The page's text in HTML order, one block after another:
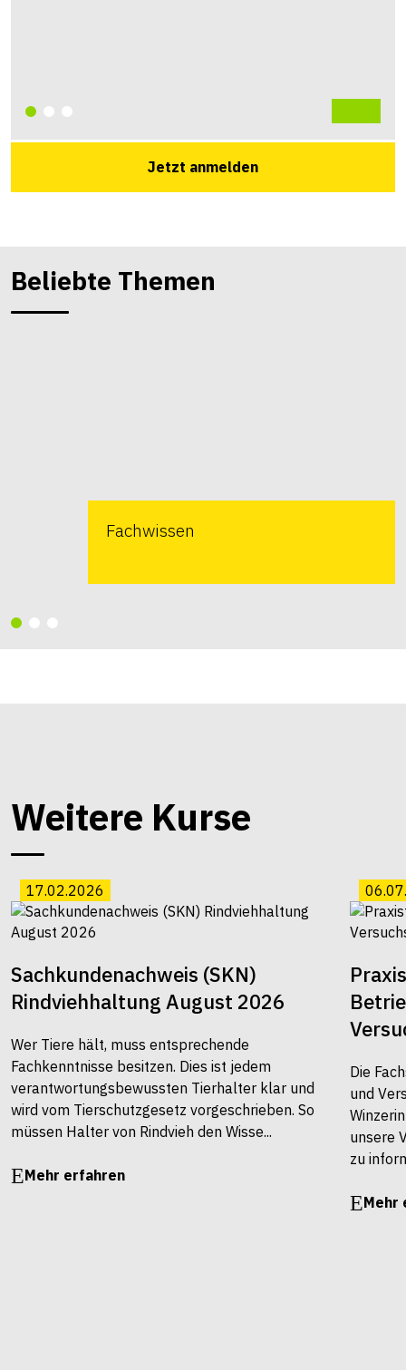
Jetzt anmelden
Beliebte Themen
Fachwissen
Weitere Kurse
17.02.2026
Sachkundenachweis (SKN)
Rindviehhaltung August 2026
Wer Tiere hält, muss entsprechende
Fachkenntnisse besitzen. Dies ist jedem
verantwortungsbewussten Tierhalter klar und
wird vom Tierschutzgesetz vorgeschrieben. So
müssen Halter von Rindvieh den Wisse...
Mehr erfahren
Die
und
unsere
zu
Mehr